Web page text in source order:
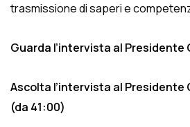
trasmissione di saperi e
Guarda l’intervista al Presidente
Ascolta l’intervista al Presidente
(da 41:00)